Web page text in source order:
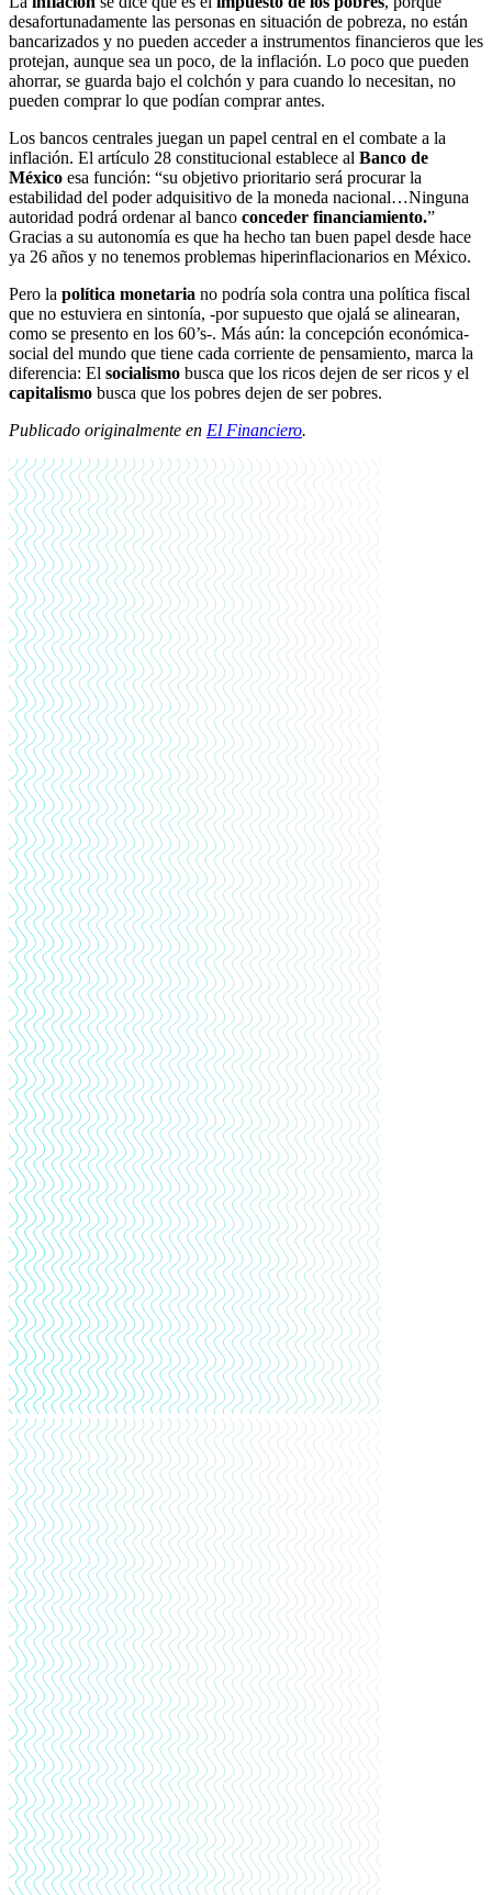
desafortunadamente las personas en situación de pobreza, no están
bancarizados y no pueden acceder a instrumentos financieros que les
protejan, aunque sea un poco, de la inflación. Lo poco que pueden
ahorrar, se guarda bajo el colchón y para cuando lo necesitan, no
pueden comprar lo que podían comprar antes.
Los bancos centrales juegan un papel central en el combate a la
inflación. El artículo 28 constitucional establece al Banco de
México esa función: “su objetivo prioritario será procurar la
estabilidad del poder adquisitivo de la moneda nacional…Ninguna
autoridad podrá ordenar al banco conceder financiamiento.”
Gracias a su autonomía es que ha hecho tan buen papel desde hace
ya 26 años y no tenemos problemas hiperinflacionarios en México.
Pero la política monetaria no podría sola contra una política fiscal
que no estuviera en sintonía, -por supuesto que ojalá se alinearan,
como se presento en los 60’s-. Más aún: la concepción económica-
social del mundo que tiene cada corriente de pensamiento, marca la
diferencia: El socialismo busca que los ricos dejen de ser ricos y el
capitalismo busca que los pobres dejen de ser pobres.
Publicado originalmente en El Financiero.